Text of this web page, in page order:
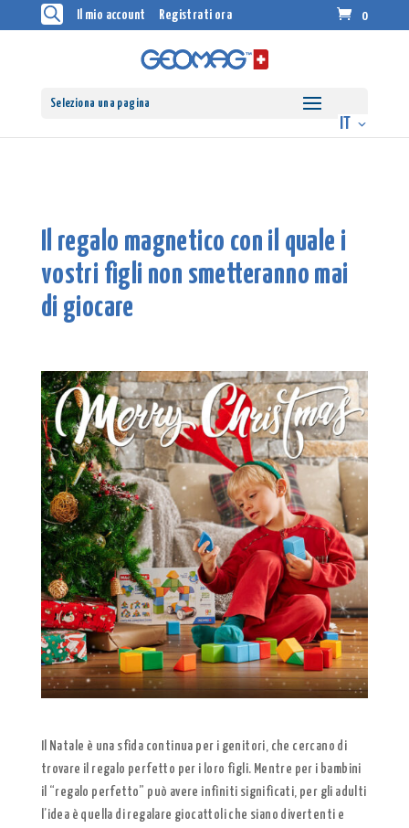
Il mio account Registrati ora 0
Seleziona una pagina
Il regalo magnetico con il quale i
vostri figli non smetteranno mai
di giocare
Il Natale è una sfida continua per i genitori, che cercano di
trovare il regalo perfetto per i loro figli. Mentre per i bambini
il “regalo perfetto” può avere infiniti significati, per gli adulti
l’idea è quella di regalare giocattoli che siano divertenti e